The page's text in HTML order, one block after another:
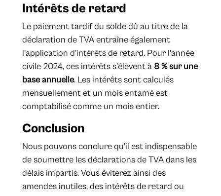
Intérêts de retard
Le paiement tardif du solde dû au titre de la
déclaration de TVA entraîne également
l'application d'intérêts de retard. Pour l'année
civile 2024, ces intérêts s'élèvent à 8 % sur une
base annuelle. Les intérêts sont calculés
mensuellement et un mois entamé est
comptabilisé comme un mois entier.
Conclusion
Nous pouvons conclure qu'il est indispensable
de soumettre les déclarations de TVA dans les
délais impartis. Vous éviterez ainsi des
amendes inutiles, des intérêts de retard ou